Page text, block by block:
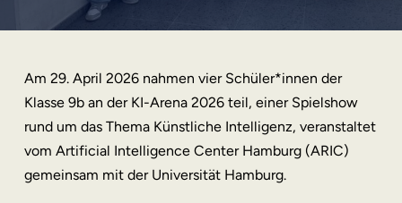
Am 29. April 2026 nahmen vier Schüler*innen der
Klasse 9b an der KI-Arena 2026 teil, einer Spielshow
rund um das Thema Künstliche Intelligenz, veranstaltet
vom Artificial Intelligence Center Hamburg (ARIC)
gemeinsam mit der Universität Hamburg.